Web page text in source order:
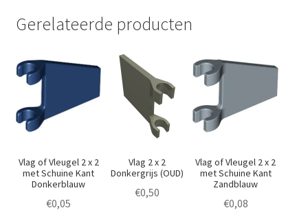
Gerelateerde producten
Vlag of Vleugel 2 x 2
met Schuine Kant
Donkerblauw
€0,05
Vlag 2 x 2
Donkergrijs (OUD)
€0,50
Vlag of Vleugel 2 x 2
met Schuine Kant
Zandblauw
€0,08